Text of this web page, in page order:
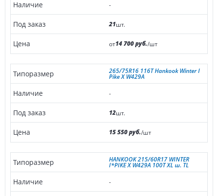
-
21шт.
от14 700 руб./шт
265/75R16 116T Hankook Winter I
Pike X W429A
-
12шт.
15 550 руб./шт
HANKOOK 215/60R17 WINTER
I*PIKE X W429A 100T XL ш. TL
-